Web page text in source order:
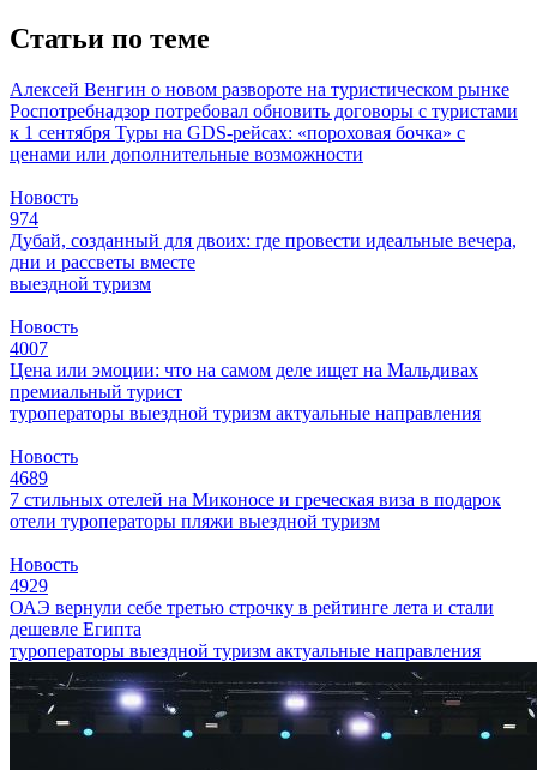
Статьи по теме
Алексей Венгин о новом развороте на туристическом рынке
Роспотребнадзор потребовал обновить договоры с туристами
к 1 сентября Туры на GDS-рейсах: «пороховая бочка» с
ценами или дополнительные возможности
Новость
974
Дубай, созданный для двоих: где провести идеальные вечера,
дни и рассветы вместе
выездной туризм
Новость
4007
Цена или эмоции: что на самом деле ищет на Мальдивах
премиальный турист
туроператоры выездной туризм актуальные направления
Новость
4689
7 стильных отелей на Миконосе и греческая виза в подарок
отели туроператоры пляжи выездной туризм
Новость
4929
ОАЭ вернули себе третью строчку в рейтинге лета и стали
дешевле Египта
туроператоры выездной туризм актуальные направления